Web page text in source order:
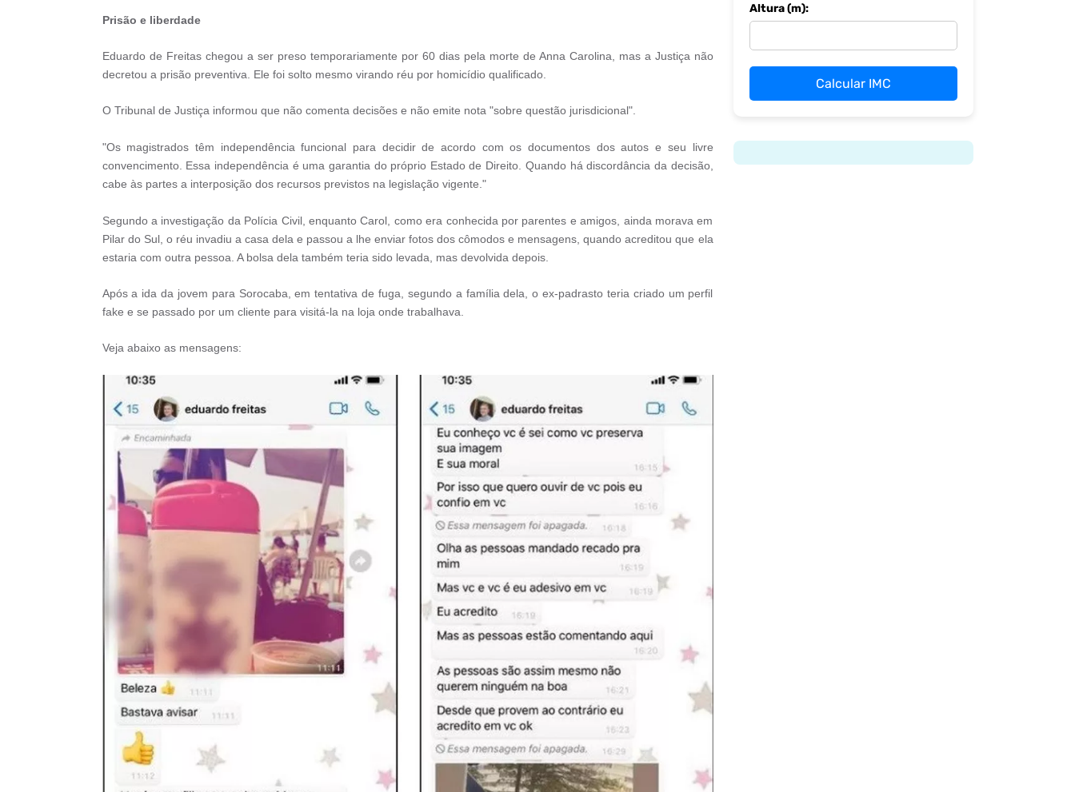
Prisão e liberdade
Eduardo de Freitas chegou a ser preso temporariamente por 60 dias pela morte de Anna Carolina, mas a Justiça não
decretou a prisão preventiva. Ele foi solto mesmo virando réu por homicídio qualificado.
O Tribunal de Justiça informou que não comenta decisões e não emite nota "sobre questão jurisdicional".
"Os magistrados têm independência funcional para decidir de acordo com os documentos dos autos e seu livre
convencimento. Essa independência é uma garantia do próprio Estado de Direito. Quando há discordância da decisão,
cabe às partes a interposição dos recursos previstos na legislação vigente."
Segundo a investigação da Polícia Civil, enquanto Carol, como era conhecida por parentes e amigos, ainda morava em
Pilar do Sul, o réu invadiu a casa dela e passou a lhe enviar fotos dos cômodos e mensagens, quando acreditou que ela
estaria com outra pessoa. A bolsa dela também teria sido levada, mas devolvida depois.
Após a ida da jovem para Sorocaba, em tentativa de fuga, segundo a família dela, o ex-padrasto teria criado um perfil
fake e se passado por um cliente para visitá-la na loja onde trabalhava.
Veja abaixo as mensagens:
Altura (m):
Calcular IMC